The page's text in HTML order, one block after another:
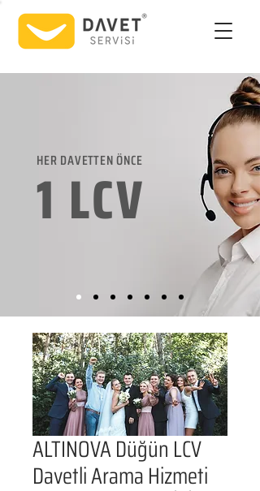
HER DAVETTEN ÖNCE
1 LCV
ALTINOVA Düğün LCV
Davetli Arama Hizmeti